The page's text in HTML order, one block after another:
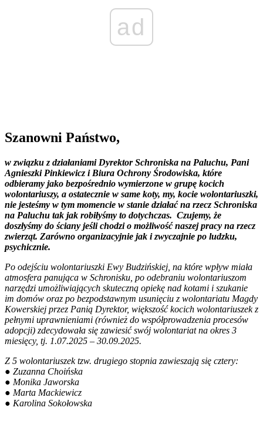
ad
Szanowni Państwo,
w związku z działaniami Dyrektor Schroniska na Paluchu, Pani
Agnieszki Pinkiewicz i Biura Ochrony Środowiska, które
odbieramy jako bezpośrednio wymierzone w grupę kocich
wolontariuszy, a ostatecznie w same koty, my, kocie wolontariuszki,
nie jesteśmy w tym momencie w stanie działać na rzecz Schroniska
na Paluchu tak jak robiłyśmy to dotychczas. Czujemy, że
doszłyśmy do ściany jeśli chodzi o możliwość naszej pracy na rzecz
zwierząt. Zarówno organizacyjnie jak i zwyczajnie po ludzku,
psychicznie.
Po odejściu wolontariuszki Ewy Budzińskiej, na które wpływ miała
atmosfera panująca w Schronisku, po odebraniu wolontariuszom
narzędzi umożliwiających skuteczną opiekę nad kotami i szukanie
im domów oraz po bezpodstawnym usunięciu z wolontariatu Magdy
Kowerskiej przez Panią Dyrektor, większość kocich wolontariuszek z
pełnymi uprawnieniami (również do współprowadzenia procesów
adopcji) zdecydowała się zawiesić swój wolontariat na okres 3
miesięcy, tj. 1.07.2025 – 30.09.2025.
Z 5 wolontariuszek tzw. drugiego stopnia zawieszają się cztery:
● Zuzanna Choińska
● Monika Jaworska
● Marta Mackiewicz
● Karolina Sokołowska